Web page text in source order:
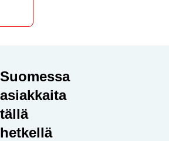
Suomessa
asiakkaita
tällä
hetkellä